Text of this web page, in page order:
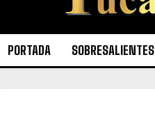
PORTADA SOBRESALIENTES